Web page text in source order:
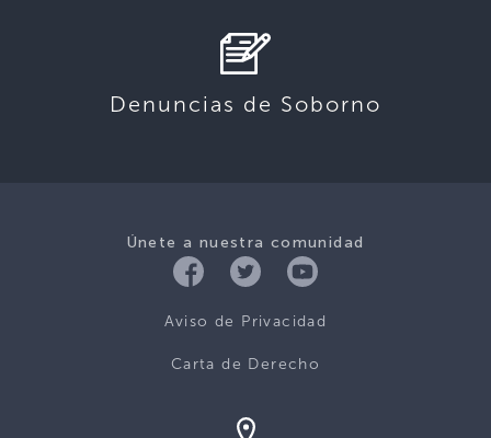
Denuncias de Soborno
Únete a nuestra comunidad
Aviso de Privacidad
Carta de Derecho